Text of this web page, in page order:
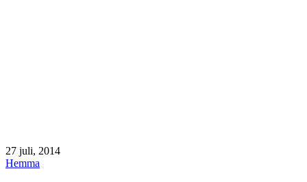
Publicerat
den
27 juli, 2014
Kategoriserat
Hemma